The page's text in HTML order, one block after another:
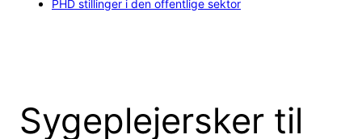
PHD stillinger i den offentlige sektor
Sygeplejersker til